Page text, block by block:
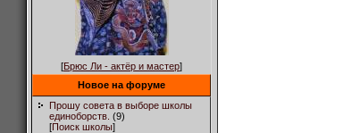
[Брюс Ли - актёр и мастер]
Новое на форуме
Прошу совета в выборе школы
единоборств. (9)
[Поиск школы]